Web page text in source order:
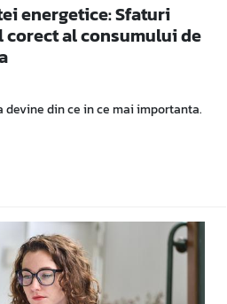
energetice: Sfaturi
al consumului de
din ce in ce mai importanta.